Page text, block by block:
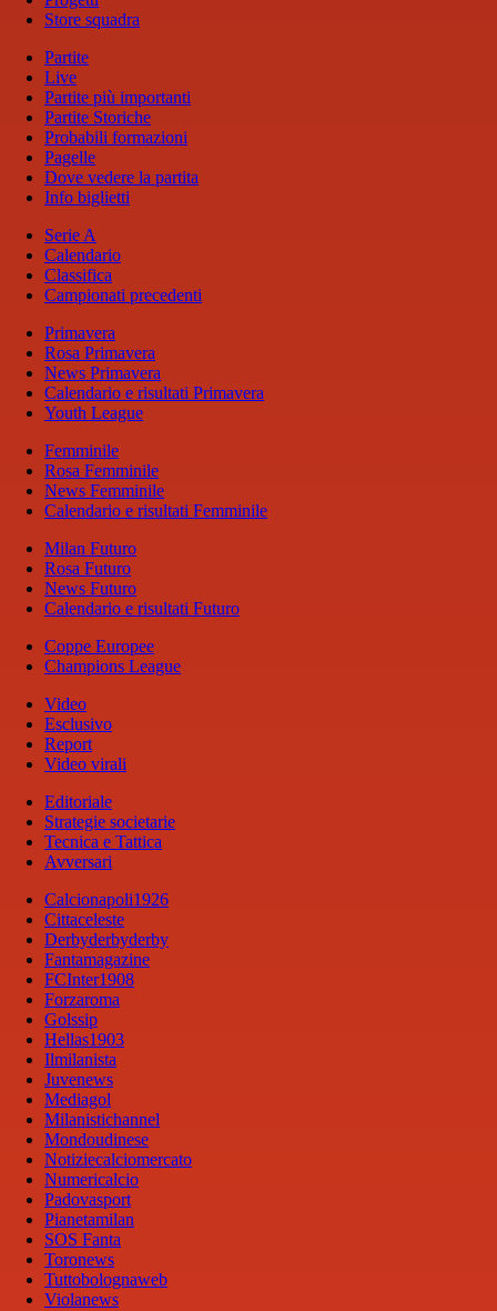
Store squadra
Partite
Live
Partite più importanti
Partite Storiche
Probabili formazioni
Pagelle
Dove vedere la partita
Info biglietti
Serie A
Calendario
Classifica
Campionati precedenti
Primavera
Rosa Primavera
News Primavera
Calendario e risultati Primavera
Youth League
Femminile
Rosa Femminile
News Femminile
Calendario e risultati Femminile
Milan Futuro
Rosa Futuro
News Futuro
Calendario e risultati Futuro
Coppe Europee
Champions League
Video
Esclusivo
Report
Video virali
Editoriale
Strategie societarie
Tecnica e Tattica
Avversari
Calcionapoli1926
Cittaceleste
Derbyderbyderby
Fantamagazine
FCInter1908
Forzaroma
Golssip
Hellas1903
Ilmilanista
Juvenews
Mediagol
Milanistichannel
Mondoudinese
Notiziecalciomercato
Numericalcio
Padovasport
Pianetamilan
SOS Fanta
Toronews
Tuttobolognaweb
Violanews